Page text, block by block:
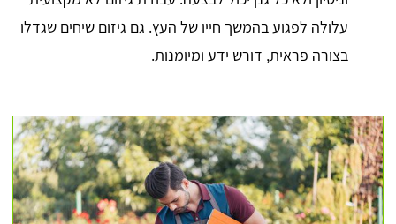
עלולה לפגוע בהמשך חייו של העץ. גם גיזום שיחים שגדלו
בצורה פראית, דורש ידע ומיומנות.